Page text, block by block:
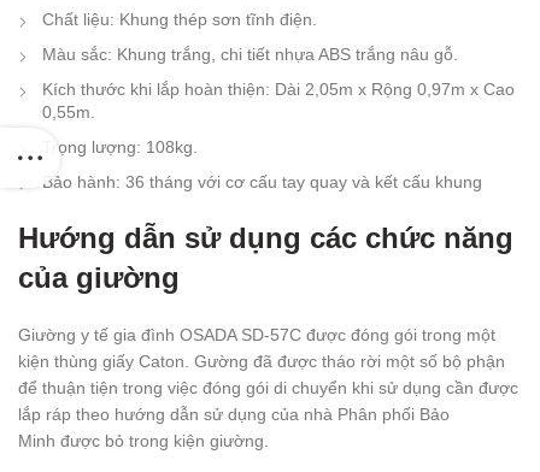
Chất liệu: Khung thép sơn tĩnh điện.
Màu sắc: Khung trắng, chi tiết nhựa ABS trắng nâu gỗ.
Kích thước khi lắp hoàn thiện: Dài 2,05m x Rộng 0,97m x Cao
0,55m.
Trọng lượng: 108kg.
Bảo hành: 36 tháng với cơ cấu tay quay và kết cấu khung
Hướng dẫn sử dụng các chức năng
của giường
Giường y tế gia đình OSADA SD-57C được đóng gói trong một
kiện thùng giấy Caton. Gường đã được tháo rời một số bộ phận
để thuận tiện trong việc đóng gói di chuyển khi sử dụng cần được
lắp ráp theo hướng dẫn sử dụng của nhà Phân phối Bảo
Minh được bỏ trong kiện giường.